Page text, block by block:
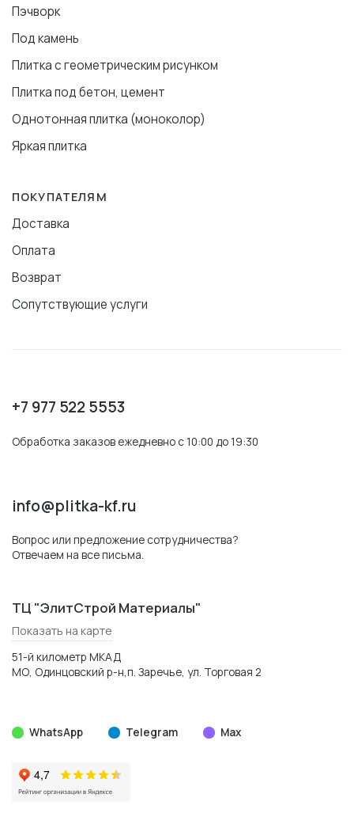
Пэчворк
Под камень
Плитка с геометрическим рисунком
Плитка под бетон, цемент
Однотонная плитка (моноколор)
Яркая плитка
ПОКУПАТЕЛЯМ
Доставка
Оплата
Возврат
Сопутствующие услуги
+7 977 522 5553
Обработка заказов ежедневно с 10:00 до 19:30
info@plitka-kf.ru
Вопрос или предложение сотрудничества?
Отвечаем на все письма.
ТЦ "ЭлитСтрой Материалы"
Показать на карте
51-й километр МКАД
МО, Одинцовский р-н,п. Заречье, ул. Торговая 2
WhatsApp Telegram Max